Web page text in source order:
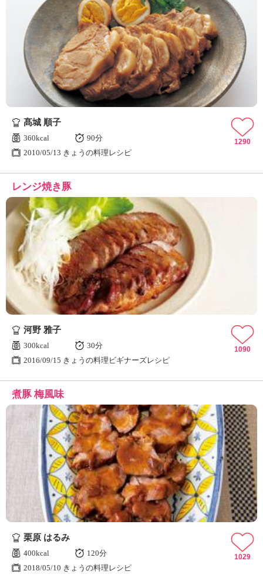
髙城 順子
360kcal
90分
2010/05/13 きょうの料理レシピ
1290
レンジ焼き豚
河野 雅子
300kcal
30分
2016/09/15 きょうの料理ビギナーズレシピ
1090
煮豚 梅風味
栗原 はるみ
400kcal
120分
2018/05/10 きょうの料理レシピ
1029